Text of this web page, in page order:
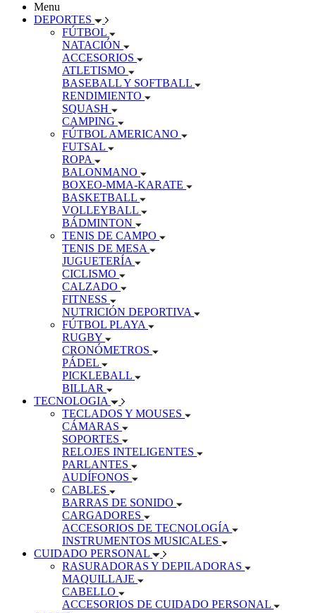
Menu
DEPORTES
FÚTBOL
NATACIÓN
ACCESORIOS
ATLETISMO
BASEBALL Y SOFTBALL
RENDIMIENTO
SQUASH
CAMPING
FÚTBOL AMERICANO
FUTSAL
ROPA
BALONMANO
BOXEO-MMA-KARATE
BASKETBALL
VOLLEYBALL
BÁDMINTON
TENIS DE CAMPO
TENIS DE MESA
JUGUETERÍA
CICLISMO
CALZADO
FITNESS
NUTRICIÓN DEPORTIVA
FÚTBOL PLAYA
RUGBY
CRONÓMETROS
PÁDEL
PICKLEBALL
BILLAR
TECNOLOGIA
TECLADOS Y MOUSES
CÁMARAS
SOPORTES
RELOJES INTELIGENTES
PARLANTES
AUDÍFONOS
CABLES
BARRAS DE SONIDO
CARGADORES
ACCESORIOS DE TECNOLOGÍA
INSTRUMENTOS MUSICALES
CUIDADO PERSONAL
RASURADORAS Y DEPILADORAS
MAQUILLAJE
CABELLO
ACCESORIOS DE CUIDADO PERSONAL